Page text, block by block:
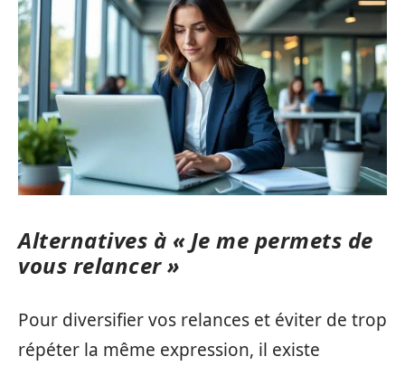
Alternatives à « Je me permets de
vous relancer »
Pour diversifier vos relances et éviter de trop
répéter la même expression, il existe